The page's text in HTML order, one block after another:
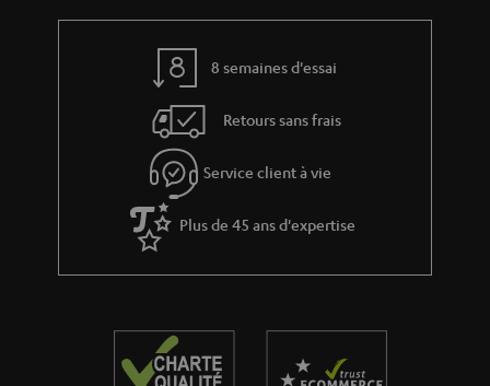
a
a
r
8 semaines d'essai
Retours sans frais
Service client à vie
Plus de 45 ans d'expertise